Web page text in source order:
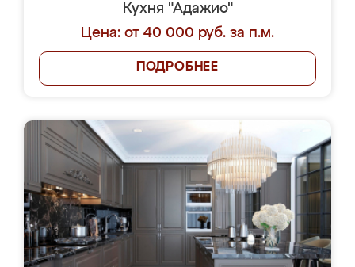
Кухня "Адажио"
Цена: от 40 000 руб. за п.м.
ПОДРОБНЕЕ